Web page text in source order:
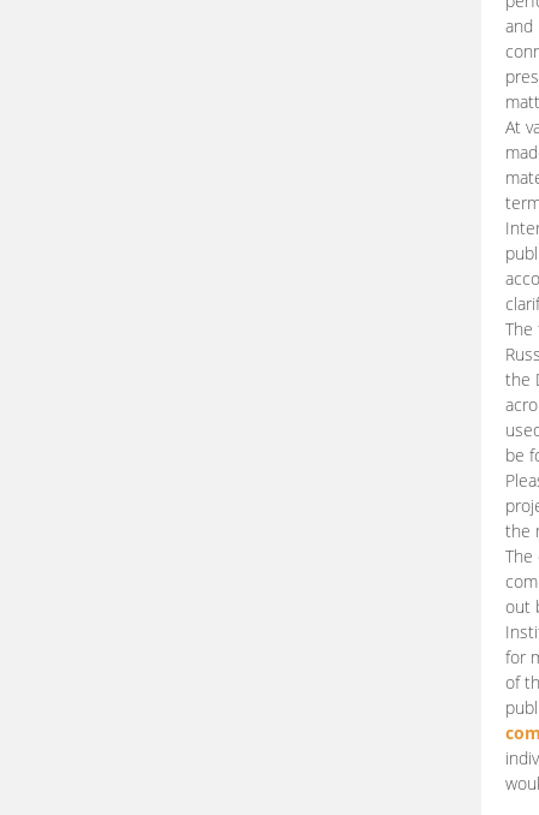
and
At
The
the
be
the
The
out
for
of